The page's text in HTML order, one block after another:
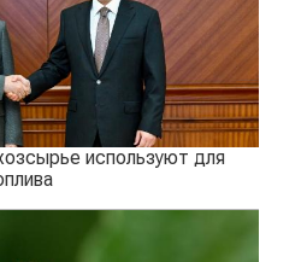
используют для